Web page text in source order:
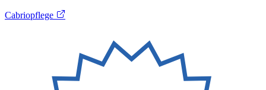
Cabriopflege